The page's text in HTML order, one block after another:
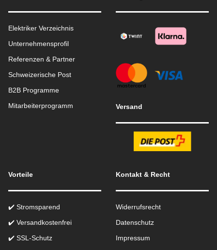
Elektriker Verzeichnis
Unternehmensprofil
Referenzen & Partner
Schweizerische Post
B2B Programme
Mitarbeiterprogramm
Versand
Vorteile
✔️ Stromsparend
✔️ Versandkostenfrei
✔️ SSL-Schutz
Kontakt & Recht
Widerrufsrecht
Datenschutz
Impressum